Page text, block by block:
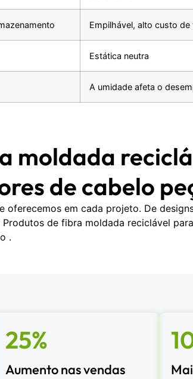
Empilhável, alto custo
Estática neutra
A umidade afeta o
moldada
de cabelo
em cada projeto. De
de fibra moldada reciclável
.
25%
Aumento nas vendas